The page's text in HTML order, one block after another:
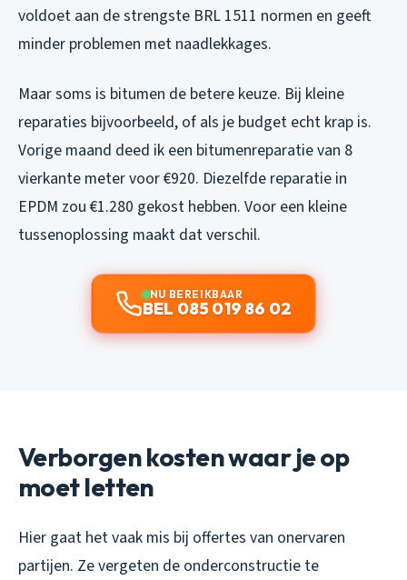
voldoet aan de strengste BRL 1511 normen en geeft
minder problemen met naadlekkages.
Maar soms is bitumen de betere keuze. Bij kleine
reparaties bijvoorbeeld, of als je budget echt krap is.
Vorige maand deed ik een bitumenreparatie van 8
vierkante meter voor €920. Diezelfde reparatie in
EPDM zou €1.280 gekost hebben. Voor een kleine
tussenoplossing maakt dat verschil.
NU BEREIKBAAR
BEL 085 019 86 02
Verborgen kosten waar je op
moet letten
Hier gaat het vaak mis bij offertes van onervaren
partijen. Ze vergeten de onderconstructie te